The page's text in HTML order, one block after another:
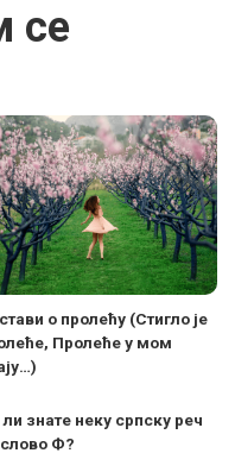
се
о пролећу (Стигло је
Пролеће у мом
знате неку српску реч
Ф?